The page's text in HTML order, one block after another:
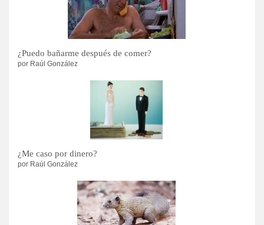
¿Puedo bañarme después de comer?
por Raúl González
¿Me caso por dinero?
por Raúl González